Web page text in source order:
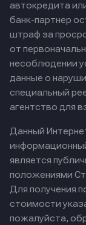
автокредита
банк-партнер
штраф за
от
несоблюдении
данные о
специальный
агентство для
Данный
является
положениями
Для получения
стоимости
пожалуйста,